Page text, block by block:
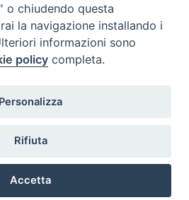
o chiudendo questa
la navigazione installando i
informazioni sono
policy completa.
Personalizza
Rifiuta
Accetta